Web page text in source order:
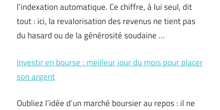
l’indexation automatique. Ce chiffre, à lui seul, dit
tout : ici, la revalorisation des revenus ne tient pas
du hasard ou de la générosité soudaine …
Investir en bourse : meilleur jour du mois pour placer
son argent
Oubliez l’idée d’un marché boursier au repos : il ne